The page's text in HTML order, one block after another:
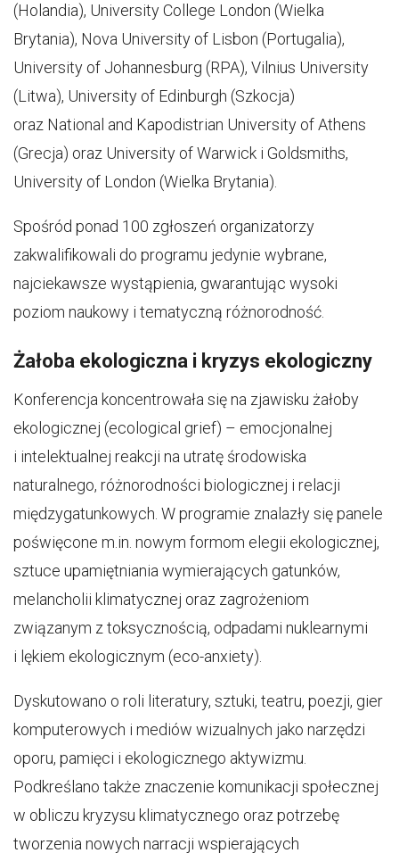
(Holandia), University College London (Wielka
Brytania), Nova University of Lisbon (Portugalia),
University of Johannesburg (RPA), Vilnius University
(Litwa), University of Edinburgh (Szkocja)
oraz National and Kapodistrian University of Athens
(Grecja) oraz University of Warwick i Goldsmiths,
University of London (Wielka Brytania).
Spośród ponad 100 zgłoszeń organizatorzy
zakwalifikowali do programu jedynie wybrane,
najciekawsze wystąpienia, gwarantując wysoki
poziom naukowy i tematyczną różnorodność.
Żałoba ekologiczna i kryzys ekologiczny
Konferencja koncentrowała się na zjawisku żałoby
ekologicznej (ecological grief) – emocjonalnej
i intelektualnej reakcji na utratę środowiska
naturalnego, różnorodności biologicznej i relacji
międzygatunkowych. W programie znalazły się panele
poświęcone m.in. nowym formom elegii ekologicznej,
sztuce upamiętniania wymierających gatunków,
melancholii klimatycznej oraz zagrożeniom
związanym z toksycznością, odpadami nuklearnymi
i lękiem ekologicznym (eco-anxiety).
Dyskutowano o roli literatury, sztuki, teatru, poezji, gier
komputerowych i mediów wizualnych jako narzędzi
oporu, pamięci i ekologicznego aktywizmu.
Podkreślano także znaczenie komunikacji społecznej
w obliczu kryzysu klimatycznego oraz potrzebę
tworzenia nowych narracji wspierających